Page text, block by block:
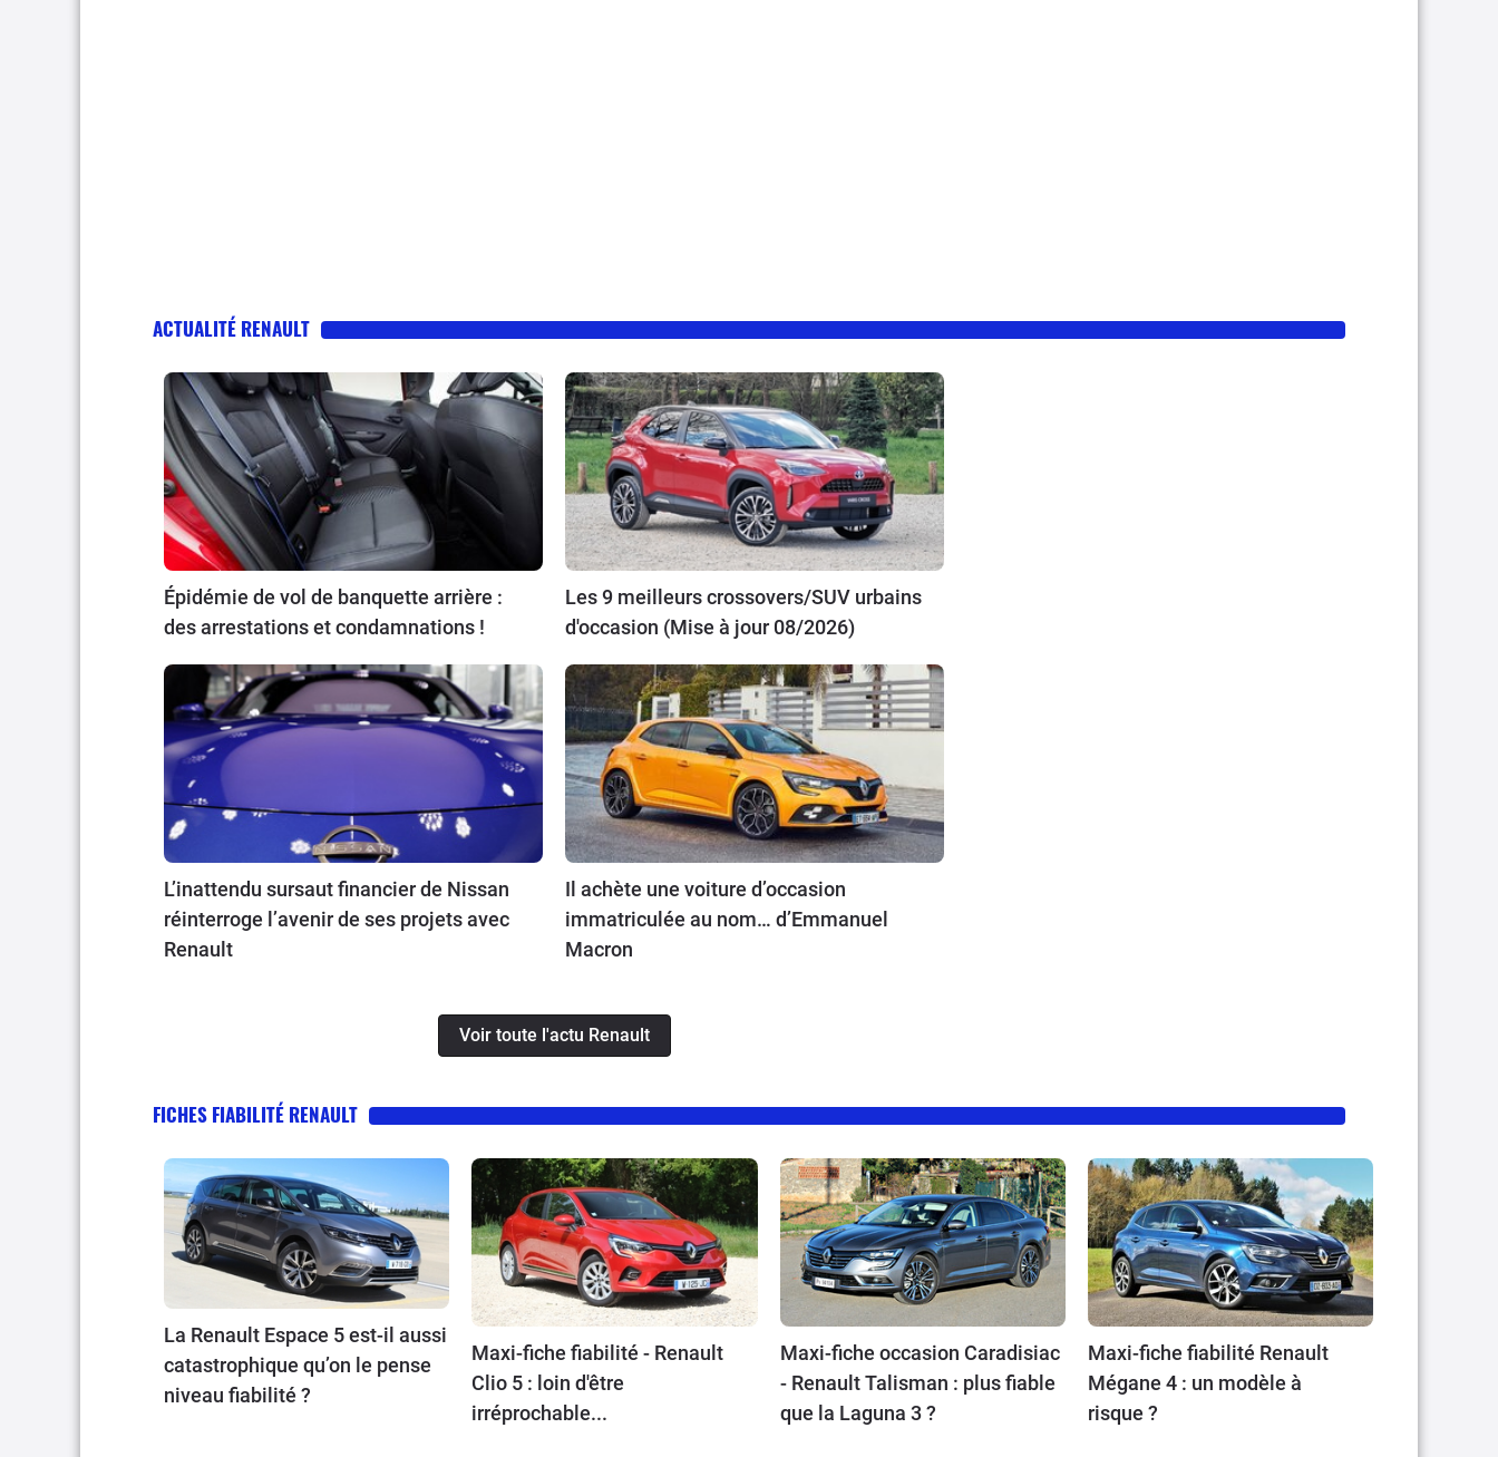
ACTUALITÉ RENAULT
Épidémie de vol de banquette arrière :
des arrestations et condamnations !
Les 9 meilleurs crossovers/SUV urbains
d'occasion (Mise à jour 08/2026)
L’inattendu sursaut financier de Nissan
réinterroge l’avenir de ses projets avec
Renault
Il achète une voiture d’occasion
immatriculée au nom… d’Emmanuel
Macron
Voir toute l'actu Renault
FICHES FIABILITÉ RENAULT
La Renault Espace 5 est-il aussi
catastrophique qu’on le pense
niveau fiabilité ?
Maxi-fiche fiabilité - Renault
Clio 5 : loin d'être
irréprochable...
Maxi-fiche occasion Caradisiac
- Renault Talisman : plus fiable
que la Laguna 3 ?
Maxi-fiche fiabilité Renault
Mégane 4 : un modèle à
risque ?